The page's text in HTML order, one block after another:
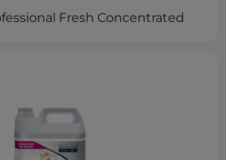
Fresh Concentrated